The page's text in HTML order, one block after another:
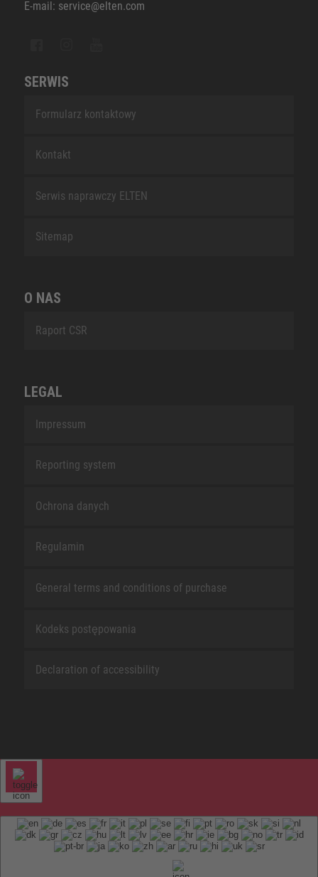
E-mail: service@elten.com
SERWIS
Formularz kontaktowy
Kontakt
Serwis naprawczy ELTEN
Sitemap
O NAS
Raport CSR
LEGAL
Impressum
Reporting system
Ochrona danych
Regulamin
General terms and conditions of purchase
Kodeks postępowania
Declaration of accessibility